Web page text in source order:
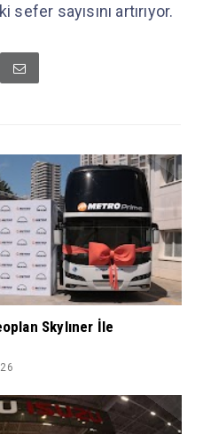
sayısını artırıyor.
Skylıner İle